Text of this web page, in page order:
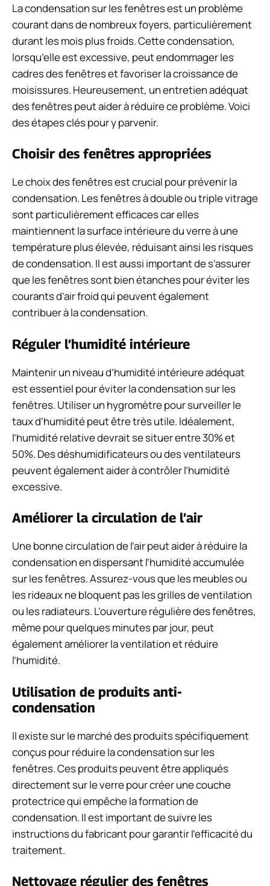
La condensation sur les fenêtres est un problème
courant dans de nombreux foyers, particulièrement
durant les mois plus froids. Cette condensation,
lorsqu’elle est excessive, peut endommager les
cadres des fenêtres et favoriser la croissance de
moisissures. Heureusement, un entretien adéquat
des fenêtres peut aider à réduire ce problème. Voici
des étapes clés pour y parvenir.
Choisir des fenêtres appropriées
Le choix des fenêtres est crucial pour prévenir la
condensation. Les fenêtres à double ou triple vitrage
sont particulièrement efficaces car elles
maintiennent la surface intérieure du verre à une
température plus élevée, réduisant ainsi les risques
de condensation. Il est aussi important de s’assurer
que les fenêtres sont bien étanches pour éviter les
courants d’air froid qui peuvent également
contribuer à la condensation.
Réguler l’humidité intérieure
Maintenir un niveau d’humidité intérieure adéquat
est essentiel pour éviter la condensation sur les
fenêtres. Utiliser un hygromètre pour surveiller le
taux d’humidité peut être très utile. Idéalement,
l’humidité relative devrait se situer entre 30% et
50%. Des déshumidificateurs ou des ventilateurs
peuvent également aider à contrôler l’humidité
excessive.
Améliorer la circulation de l’air
Une bonne circulation de l’air peut aider à réduire la
condensation en dispersant l’humidité accumulée
sur les fenêtres. Assurez-vous que les meubles ou
les rideaux ne bloquent pas les grilles de ventilation
ou les radiateurs. L’ouverture régulière des fenêtres,
même pour quelques minutes par jour, peut
également améliorer la ventilation et réduire
l’humidité.
Utilisation de produits anti-
condensation
Il existe sur le marché des produits spécifiquement
conçus pour réduire la condensation sur les
fenêtres. Ces produits peuvent être appliqués
directement sur le verre pour créer une couche
protectrice qui empêche la formation de
condensation. Il est important de suivre les
instructions du fabricant pour garantir l’efficacité du
traitement.
Nettoyage régulier des fenêtres